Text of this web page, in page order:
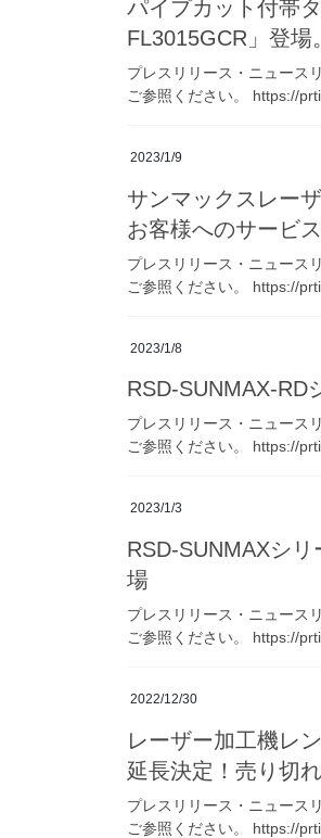
パイプカット付帯
FL3015GCR」登場。
プレスリリース・ニュース
ご参照ください。 https://
2023/1/9
サンマックスレー
お客様へのサービ
プレスリリース・ニュース
ご参照ください。 https://
2023/1/8
RSD-SUNMAX-RD
プレスリリース・ニュース
ご参照ください。 https://
2023/1/3
RSD-SUNMAXシ
場
プレスリリース・ニュース
ご参照ください。 https://
2022/12/30
レーザー加工機レ
延長決定！売り切
プレスリリース・ニュース
ご参照ください。 https://